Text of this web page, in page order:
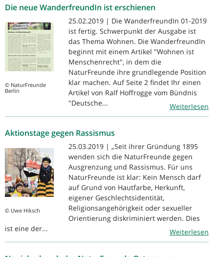
Die neue WanderfreundIn ist erschienen
© NaturFreunde
Berlin
25.02.2019 | Die WanderfreundIn 01-2019
ist fertig. Schwerpunkt der Ausgabe ist
das Thema Wohnen. Die WanderfreundIn
beginnt mit einem Artikel "Wohnen ist
Menschenrecht", in dem die
NaturFreunde ihre grundlegende Position
klar machen. Auf Seite 2 findet Ihr einen
Artikel von Ralf Hoffrogge vom Bündnis
"Deutsche...
Weiterlesen
Aktionstage gegen Rassismus
© Uwe Hiksch
25.03.2019 | „Seit ihrer Gründung 1895
wenden sich die NaturFreunde gegen
Ausgrenzung und Rassismus. Für uns
NaturFreunde ist klar: Kein Mensch darf
auf Grund von Hautfarbe, Herkunft,
eigener Geschlechtsidentität,
Religionsangehörigkeit oder sexueller
Orientierung diskriminiert werden. Dies
ist eine der...
Weiterlesen